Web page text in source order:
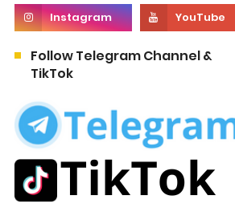
Follow Telegram Channel &
TikTok